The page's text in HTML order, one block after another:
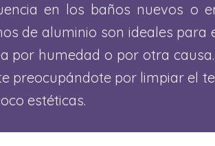
en los baños nuevos o
de aluminio son ideales
por humedad o por otra
preocupándote por limpiar el
estéticas.